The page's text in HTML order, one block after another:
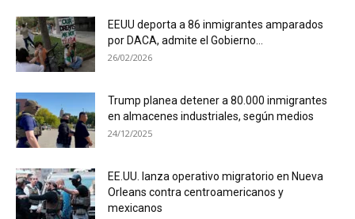
EEUU deporta a 86 inmigrantes amparados
por DACA, admite el Gobierno...
26/02/2026
Trump planea detener a 80.000 inmigrantes
en almacenes industriales, según medios
24/12/2025
EE.UU. lanza operativo migratorio en Nueva
Orleans contra centroamericanos y
mexicanos